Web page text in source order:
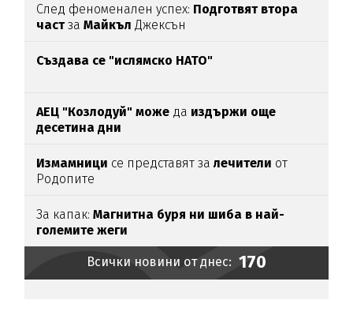
След феноменален успех: Подготвят втора
частза Майкъл Джексън
Създава се "ислямско НАТО"
АЕЦ "Козлодуй" може да издържи още
десетина дни
Измамници се представят залечители от
Родопите
За капак:Магнитна буря ни шиба в най-
големите жеги
Всички новини от днес: 170